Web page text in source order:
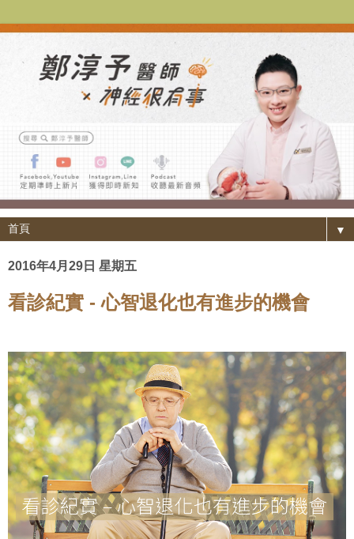
▼
2016年4月29日 星期五
看診紀實 - 心智退化也有進步的機會